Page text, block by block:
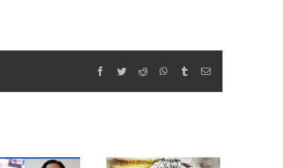
Facebook
TwitterReddit WhatsApp
TumblrEmail